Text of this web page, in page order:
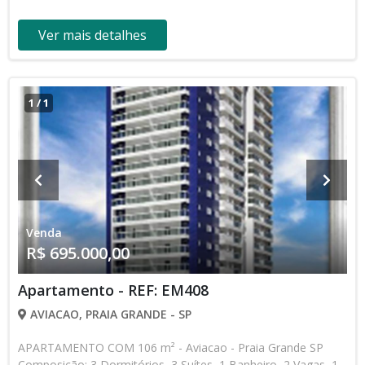
Ver mais detalhes
1 /1
Venda
R$ 695.000,00
Apartamento - REF: EM408
AVIACAO, PRAIA GRANDE - SP
APARTAMENTO COM 106 m² - Aviacao - Praia Grande SP